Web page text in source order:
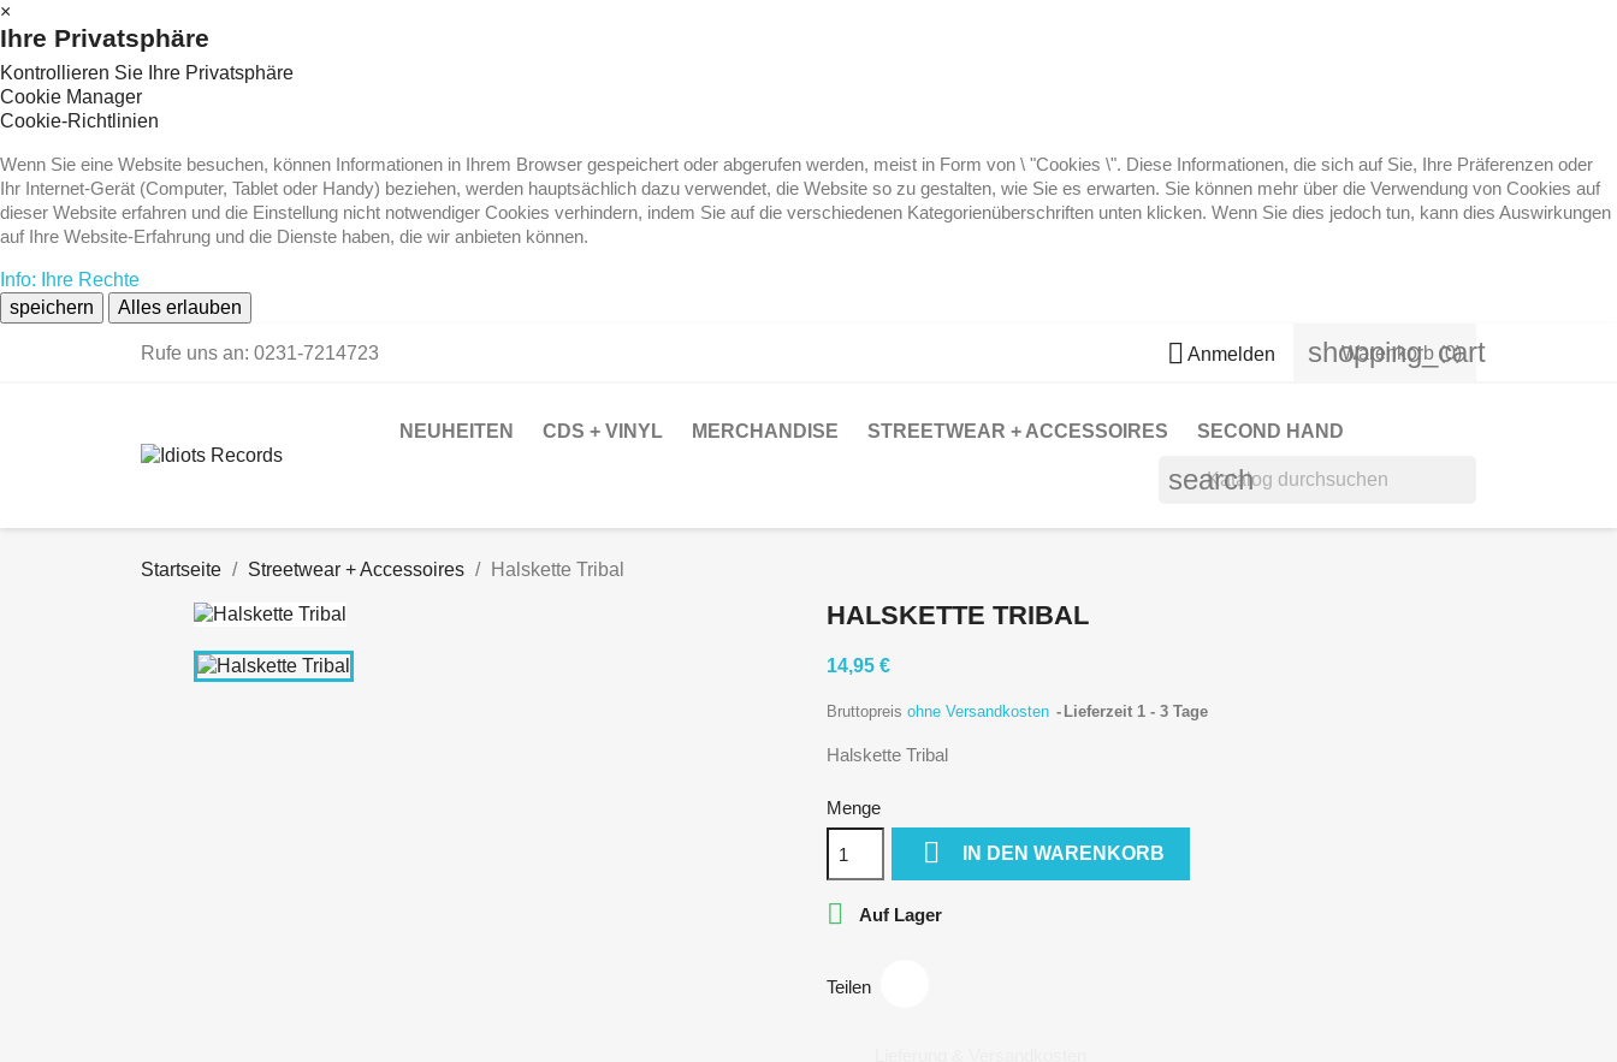
×
Ihre Privatsphäre
Kontrollieren Sie Ihre Privatsphäre
Cookie Manager
Cookie-Richtlinien
Wenn Sie eine Website besuchen, können Informationen in Ihrem Browser gespeichert oder abgerufen werden, meist in Form von \ "Cookies \". Diese Informationen, die sich auf Sie, Ihre Präferenzen oder
Ihr Internet-Gerät (Computer, Tablet oder Handy) beziehen, werden hauptsächlich dazu verwendet, die Website so zu gestalten, wie Sie es erwarten. Sie können mehr über die Verwendung von Cookies auf
dieser Website erfahren und die Einstellung nicht notwendiger Cookies verhindern, indem Sie auf die verschiedenen Kategorienüberschriften unten klicken. Wenn Sie dies jedoch tun, kann dies Auswirkungen
auf Ihre Website-Erfahrung und die Dienste haben, die wir anbieten können.
Info: Ihre Rechte
speichern
Alles erlauben
Rufe uns an: 0231-7214723  Anmelden shopping_cart
Warenkorb (0)
NEUHEITEN CDS + VINYL MERCHANDISE STREETWEAR + ACCESSOIRES SECOND HAND
search
Startseite Streetwear + Accessoires Halskette Tribal
HALSKETTE TRIBAL
14,95 €
Bruttopreis ohne Versandkosten Lieferzeit 1 - 3 Tage
Halskette Tribal
Menge
 IN DEN WARENKORB
 Auf Lager
Teilen